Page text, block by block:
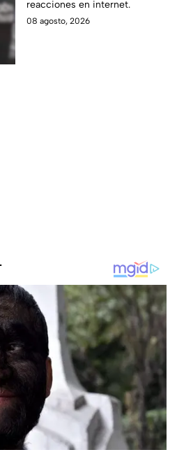
perdió la vid4
reacciones en internet.
08 agosto, 2026